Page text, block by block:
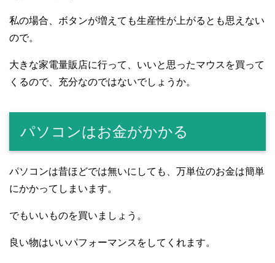
私の場合、ボタンが増えても生産性が上がるとも思えない
ので。
大きな家電量販店に行って、いいと思ったマウスを買って
くるので、充分なのではないでしょうか。
パソコンはお金がかかる
パソコンは昔ほどでは無いにしても、万単位のお金は簡単
にかかってしまいます。
でもいいものを買いましょう。
良い物はいいパフォーマンスをしてくれます。